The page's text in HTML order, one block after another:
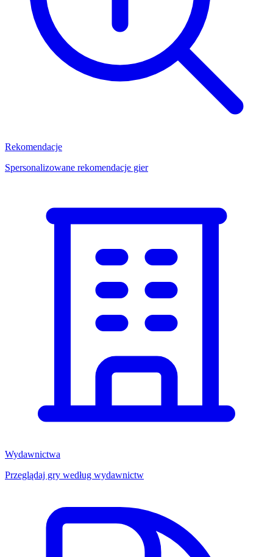
Rekomendacje
Spersonalizowane rekomendacje gier
Wydawnictwa
Przeglądaj gry według wydawnictw